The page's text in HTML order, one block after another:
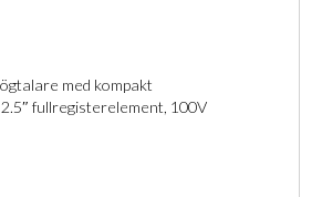
med kompakt
fullregisterelement, 100V